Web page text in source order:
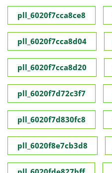
pll_6020f7cca8ce8
pll_6020f7cca8d04
pll_6020f7cca8d20
pll_6020f7d72c3f7
pll_6020f7d830fc8
pll_6020f8e7cb3d8